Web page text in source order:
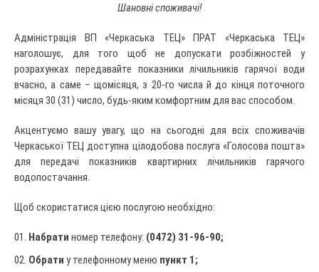
Шановні споживачі!
Адміністрація ВП «Черкаська ТЕЦ» ПРАТ «Черкаська ТЕЦ»
наголошує, для того щоб не допускати розбіжностей у
розрахунках передавайте показники лічильників гарячої води
вчасно, а саме – щомісяця, з 20-го числа й до кінця поточного
місяця 30 (31) число, будь-яким комфортним для вас способом.
Акцентуємо вашу увагу, що на сьогодні для всіх споживачів
Черкаської ТЕЦ доступна цілодобова послуга «Голосова пошта»
для передачі показників квартирних лічильників гарячого
водопостачання.
Щоб скористатися цією послугою необхідно:
Набрати номер телефону: (0472) 31-96-90;
Обрати у телефонному меню пункт 1;